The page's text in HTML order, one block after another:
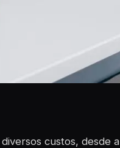
custos, desde a